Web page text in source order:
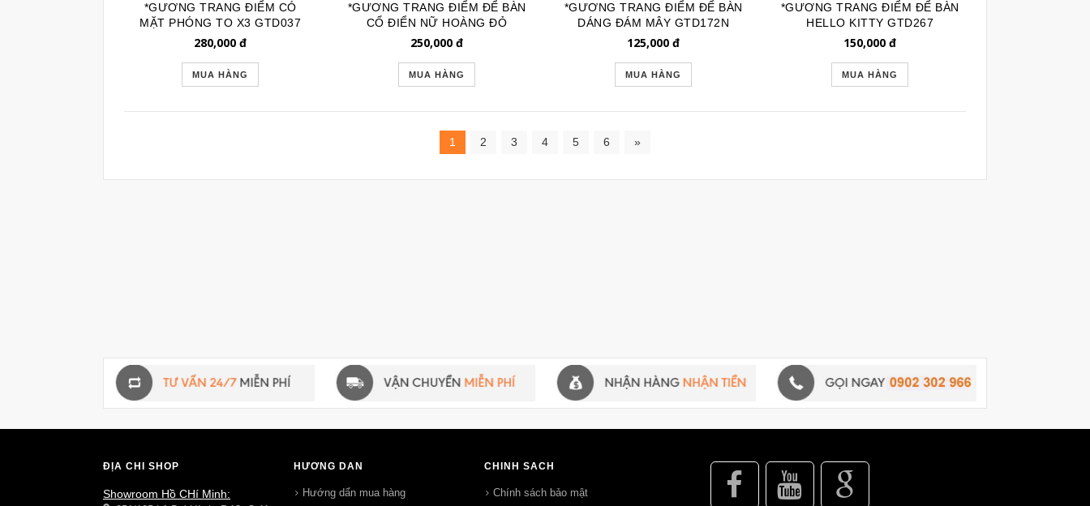
*GƯƠNG TRANG ĐIỂM CÓ
MẶT PHÓNG TO X3 GTD037
280,000 đ
MUA HÀNG
*GƯƠNG TRANG ĐIỂM ĐỂ BÀN
CỔ ĐIỂN NỮ HOÀNG ĐỎ
GTD096
250,000 đ
MUA HÀNG
*GƯƠNG TRANG ĐIỂM ĐỂ BÀN
DÁNG ĐÁM MÂY GTD172N
125,000 đ
MUA HÀNG
*GƯƠNG TRANG ĐIỂM ĐỂ BÀN
HELLO KITTY GTD267
150,000 đ
MUA HÀNG
1 2 3 4 5 6 »
ĐỊA CHỈ SHOP
Showroom Hồ CHí Minh:
HƯỚNG DẪN
Hướng dẩn mua hàng
CHÍNH SÁCH
Chính sách bảo mật